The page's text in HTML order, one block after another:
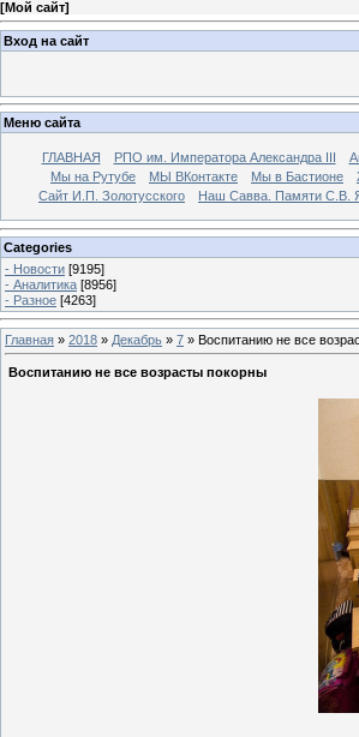
[Мой сайт]
Вход на сайт
Меню сайта
ГЛАВНАЯ РПО им. Императора Александра III
Мы на Рутубе
МЫ ВКонтакте Мы в Бастионе
Сайт И.П. Золотусского
Наш Савва. Памяти С.В.
Categories
- Новости [9195]
- Аналитика [8956]
- Разное [4263]
Главная » 2018 » Декабрь » 7 » Воспитанию не все
Воспитанию не все возрасты покорны